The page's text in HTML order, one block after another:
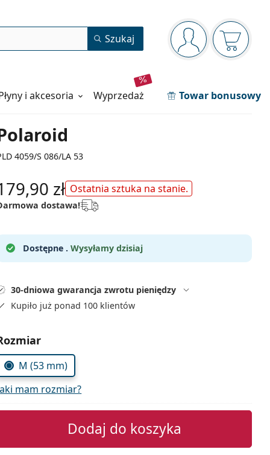
Panel nawigacyjny
jesteś
Koszyk
Szukaj
i akcesoria wyprzedaż Towar bonusowy
4059/S 086/LA 53
zł Ostatnia sztuka na stanie.
dostawa!
Dostępne . Wysyłamy dzisiaj
30-dniowa gwarancja zwrotu pieniędzy
Kupiło już ponad 100 klientów
parametry
M (53 mm)
mam rozmiar?
Dodaj do koszyka